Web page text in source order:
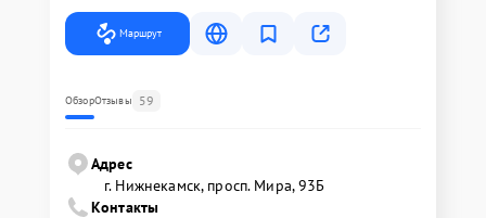
Маршрут
ОбзорОтзывы 59
Адрес
г. Нижнекамск, просп. Мира, 93Б
Контакты